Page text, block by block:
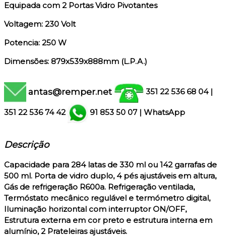
Equipada com 2 Portas Vidro Pivotantes
Voltagem: 230 Volt
Potencia: 250 W
Dimensões: 879x539x888mm (L.P.A.)
antas@remper.net 351 22 536 68 04 |
351 22 536 74 42 91 853 50 07 | WhatsApp
Descrição
Capacidade para 284 latas de 330 ml ou 142 garrafas de
500 ml. Porta de vidro duplo, 4 pés ajustáveis em altura,
Gás de refrigeração R600a. Refrigeração ventilada,
Termóstato mecânico regulável e termómetro digital,
Iluminação horizontal com interruptor ON/OFF,
Estrutura externa em cor preto e estrutura interna em
alumínio, 2 Prateleiras ajustáveis.